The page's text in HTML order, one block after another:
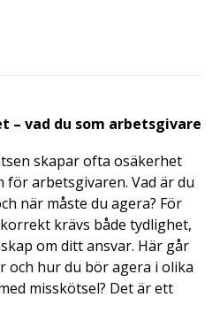
– vad du som arbetsgivare
skapar ofta osäkerhet
för arbetsgivaren. Vad är du
när måste du agera? För
krävs både tydlighet,
om ditt ansvar. Här går
och hur du bör agera i olika
misskötsel? Det är ett